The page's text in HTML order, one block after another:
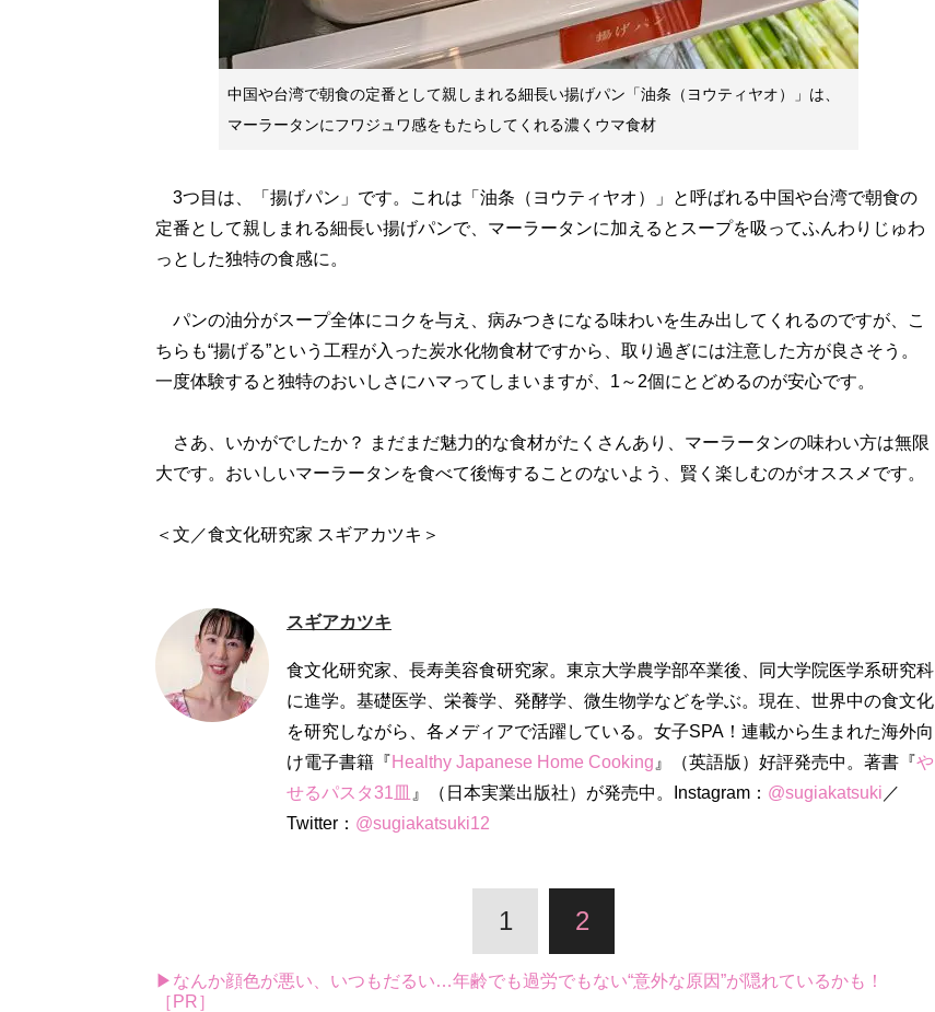
中国や台湾で朝食の定番として親しまれる細長い揚げパン「油条（ヨウティヤオ）」は、
マーラータンにフワジュワ感をもたらしてくれる濃くウマ食材
3つ目は、「揚げパン」です。これは「油条（ヨウティヤオ）」と呼ばれる中国や台湾で朝食の
定番として親しまれる細長い揚げパンで、マーラータンに加えるとスープを吸ってふんわりじゅわ
っとした独特の食感に。
パンの油分がスープ全体にコクを与え、病みつきになる味わいを生み出してくれるのですが、こ
ちらも“揚げる”という工程が入った炭水化物食材ですから、取り過ぎには注意した方が良さそう。
一度体験すると独特のおいしさにハマってしまいますが、1～2個にとどめるのが安心です。
さあ、いかがでしたか？ まだまだ魅力的な食材がたくさんあり、マーラータンの味わい方は無限
大です。おいしいマーラータンを食べて後悔することのないよう、賢く楽しむのがオススメです。
＜文／食文化研究家 スギアカツキ＞
スギアカツキ
食文化研究家、長寿美容食研究家。東京大学農学部卒業後、同大学院医学系研究科
に進学。基礎医学、栄養学、発酵学、微生物学などを学ぶ。現在、世界中の食文化
を研究しながら、各メディアで活躍している。女子SPA！連載から生まれた海外向
け電子書籍『Healthy Japanese Home Cooking 』（英語版）好評発売中。著書『や
せるパスタ31皿 』（日本実業出版社）が発売中。Instagram： @sugiakatsuki ／
Twitter： @sugiakatsuki12
1 2
▶なんか顔色が悪い、いつもだるい…年齢でも過労でもない“意外な原因”が隠れているかも！
［PR］